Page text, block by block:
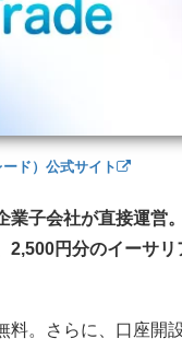
ド）公式サイト
子会社が直接運営。
2,500円分のイーサ
料。さらに、口座開